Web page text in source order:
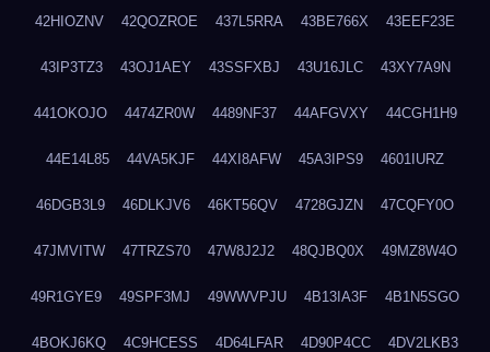
42HIOZNV 42QOZROE 437L5RRA 43BE766X 43EEF23E
43IP3TZ3 43OJ1AEY 43SSFXBJ 43U16JLC 43XY7A9N
441OKOJO 4474ZR0W 4489NF37 44AFGVXY 44CGH1H9
44E14L85 44VA5KJF 44XI8AFW 45A3IPS9 4601IURZ
46DGB3L9 46DLKJV6 46KT56QV 4728GJZN 47CQFY0O
47JMVITW 47TRZS70 47W8J2J2 48QJBQ0X 49MZ8W4O
49R1GYE9 49SPF3MJ 49WWVPJU 4B13IA3F 4B1N5SGO
4BOKJ6KQ 4C9HCESS 4D64LFAR 4D90P4CC 4DV2LKB3